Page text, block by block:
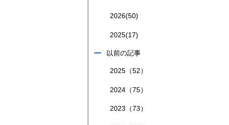
2026(50)
2025(17)
以前の記事
2025（52）
2024（75）
2023（73）